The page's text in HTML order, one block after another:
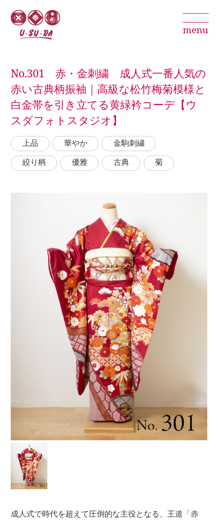
menu
No.301 赤・金刺繍 成人式一番人気の
赤い古典柄振袖｜高級な松竹梅菊模様と
白金帯を引き立てる黄緑衿コーデ【ウ
スダフォトスタジオ】
上品 華やか
金駒刺繍
絞り柄
優雅 古典 菊
成人式で時代を超えて圧倒的な主役となる、王道「赤